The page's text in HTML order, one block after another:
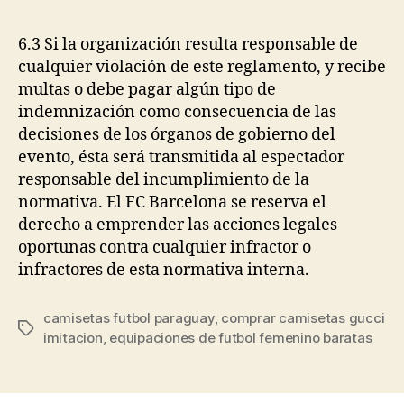
entrada
entrada
6.3 Si la organización resulta responsable de
cualquier violación de este reglamento, y recibe
multas o debe pagar algún tipo de
indemnización como consecuencia de las
decisiones de los órganos de gobierno del
evento, ésta será transmitida al espectador
responsable del incumplimiento de la
normativa. El FC Barcelona se reserva el
derecho a emprender las acciones legales
oportunas contra cualquier infractor o
infractores de esta normativa interna.
Etiquetas
camisetas futbol paraguay, comprar camisetas gucci
imitacion equipaciones de futbol femenino baratas